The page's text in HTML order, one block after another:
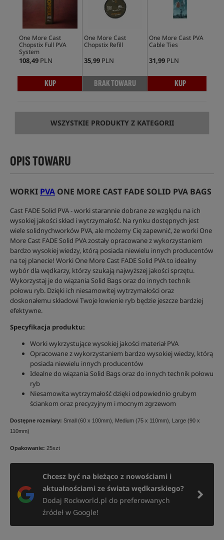
One More Cast
Chopstix Full PVA
System
108,49 PLN
KUP
One More Cast
Chopstix Refill
35,99 PLN
BRAK TOWARU
One More Cast PVA
Cable Ties
31,99 PLN
KUP
WSZYSTKIE PRODUKTY Z KATEGORII
OPIS TOWARU
WORKI PVA ONE MORE CAST FADE SOLID PVA BAGS
Cast FADE Solid PVA - worki starannie dobrane ze względu na ich
wysokiej jakości skład i wytrzymałość. Na rynku dostępnych jest
wiele solidnychworków PVA, ale możemy Cię zapewnić, że worki One
More Cast FADE Solid PVA zostały opracowane z wykorzystaniem
bardzo wysokiej wiedzy, którą posiada niewielu innych producentów
na tej planecie! Worki One More Cast FADE Solid PVA to idealny
wybór dla wędkarzy, którzy szukają najwyższej jakości sprzętu.
Wykorzystaj je do wiązania Solid Bags oraz do innych technik
połowu ryb. Dzięki ich niesamowitej wytrzymałości oraz
doskonałemu składowi Twoje łowienie ryb będzie jeszcze bardziej
efektywne.
Specyfikacja produktu:
Worki wykrzystujące wysokiej jakości materiał PVA
Opracowane z wykorzystaniem bardzo wysokiej wiedzy, którą
posiada niewielu innych producentów
Idealne do wiązania Solid Bags oraz do innych technik połowu
ryb
Niesamowita wytrzymałość dzięki odpowiednio grubym
ściankom oraz precyzyjnym i mocnym zgrzewom
Dostępne rozmiary: Small (60 x 100mm), Medium (75 x 110mm), Large (90 x
110mm)
Opakowanie: 25szt
Chcesz być na bieżąco z nowościami i
aktualnościami ze świata wędkarskiego?
Dodaj Rockworld.pl do preferowanych
źródeł w Google!